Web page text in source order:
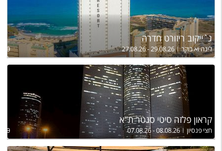
ג`ייקוב ריזורט חדרה
לינה וא.בוקר 27.08.26 - 29.08.26
קראון פלזה סיטי סנטר ת"א
חצי פנסיון 07.08.26 - 08.08.26